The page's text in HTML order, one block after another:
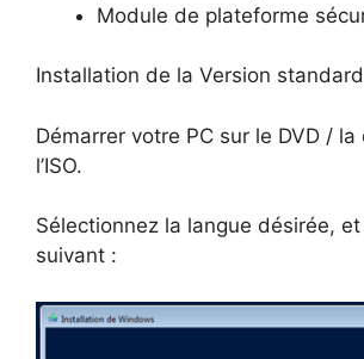
Module de plateforme
Installation de la Version
Démarrer votre PC sur le DVD /
l’ISO.
Sélectionnez la langue désirée,
suivant :